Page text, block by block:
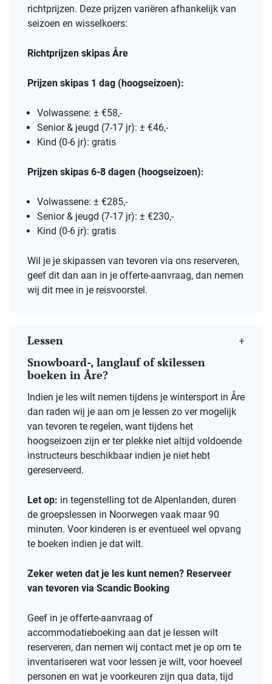
richtprijzen. Deze prijzen variëren afhankelijk van
seizoen en wisselkoers:
Richtprijzen skipas Åre
Prijzen skipas 1 dag (hoogseizoen):
Volwassene: ± €58,-
Senior & jeugd (7-17 jr): ± €46,-
Kind (0-6 jr): gratis
Prijzen skipas 6-8 dagen (hoogseizoen):
Volwassene: ± €285,-
Senior & jeugd (7-17 jr): ± €230,-
Kind (0-6 jr): gratis
Wil je je skipassen van tevoren via ons reserveren,
geef dit dan aan in je offerte-aanvraag, dan nemen
wij dit mee in je reisvoorstel.
Lessen
Snowboard-, langlauf of skilessen
boeken in Åre?
Indien je les wilt nemen tijdens je wintersport in Åre
dan raden wij je aan om je lessen zo ver mogelijk
van tevoren te regelen, want tijdens het
hoogseizoen zijn er ter plekke niet altijd voldoende
instructeurs beschikbaar indien je niet hebt
gereserveerd.
Let op: in tegenstelling tot de Alpenlanden, duren
de groepslessen in Noorwegen vaak maar 90
minuten. Voor kinderen is er eventueel wel opvang
te boeken indien je dat wilt.
Zeker weten dat je les kunt nemen? Reserveer
van tevoren via Scandic Booking
Geef in je offerte-aanvraag of
accommodatieboeking aan dat je lessen wilt
reserveren, dan nemen wij contact met je op om te
inventariseren wat voor lessen je wilt, voor hoeveel
personen en wat je voorkeuren zijn qua data, tijd